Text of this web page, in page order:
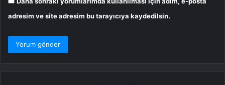
adresim ve site adresim bu tarayıcıya kaydedilsin.